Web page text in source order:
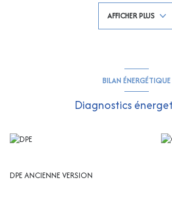
bains sabot/wc, local rangement et vide
accès second vide sanitaire - Terrasse et TRES
grand Garage de 45m² - Terrain attenant -
AFFICHER PLUS
BILAN ÉNERGÉTIQUE
Diagnostics
DPE ANCIENNE VERSION